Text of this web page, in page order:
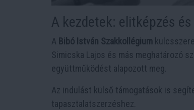
A kezdetek: elitképzés
A Bibó István Szakkollégium
Simicska Lajos és más meghatározó
együttműködést alapozott meg.
Az indulást külső támogatások is
tapasztalatszerzéshez.